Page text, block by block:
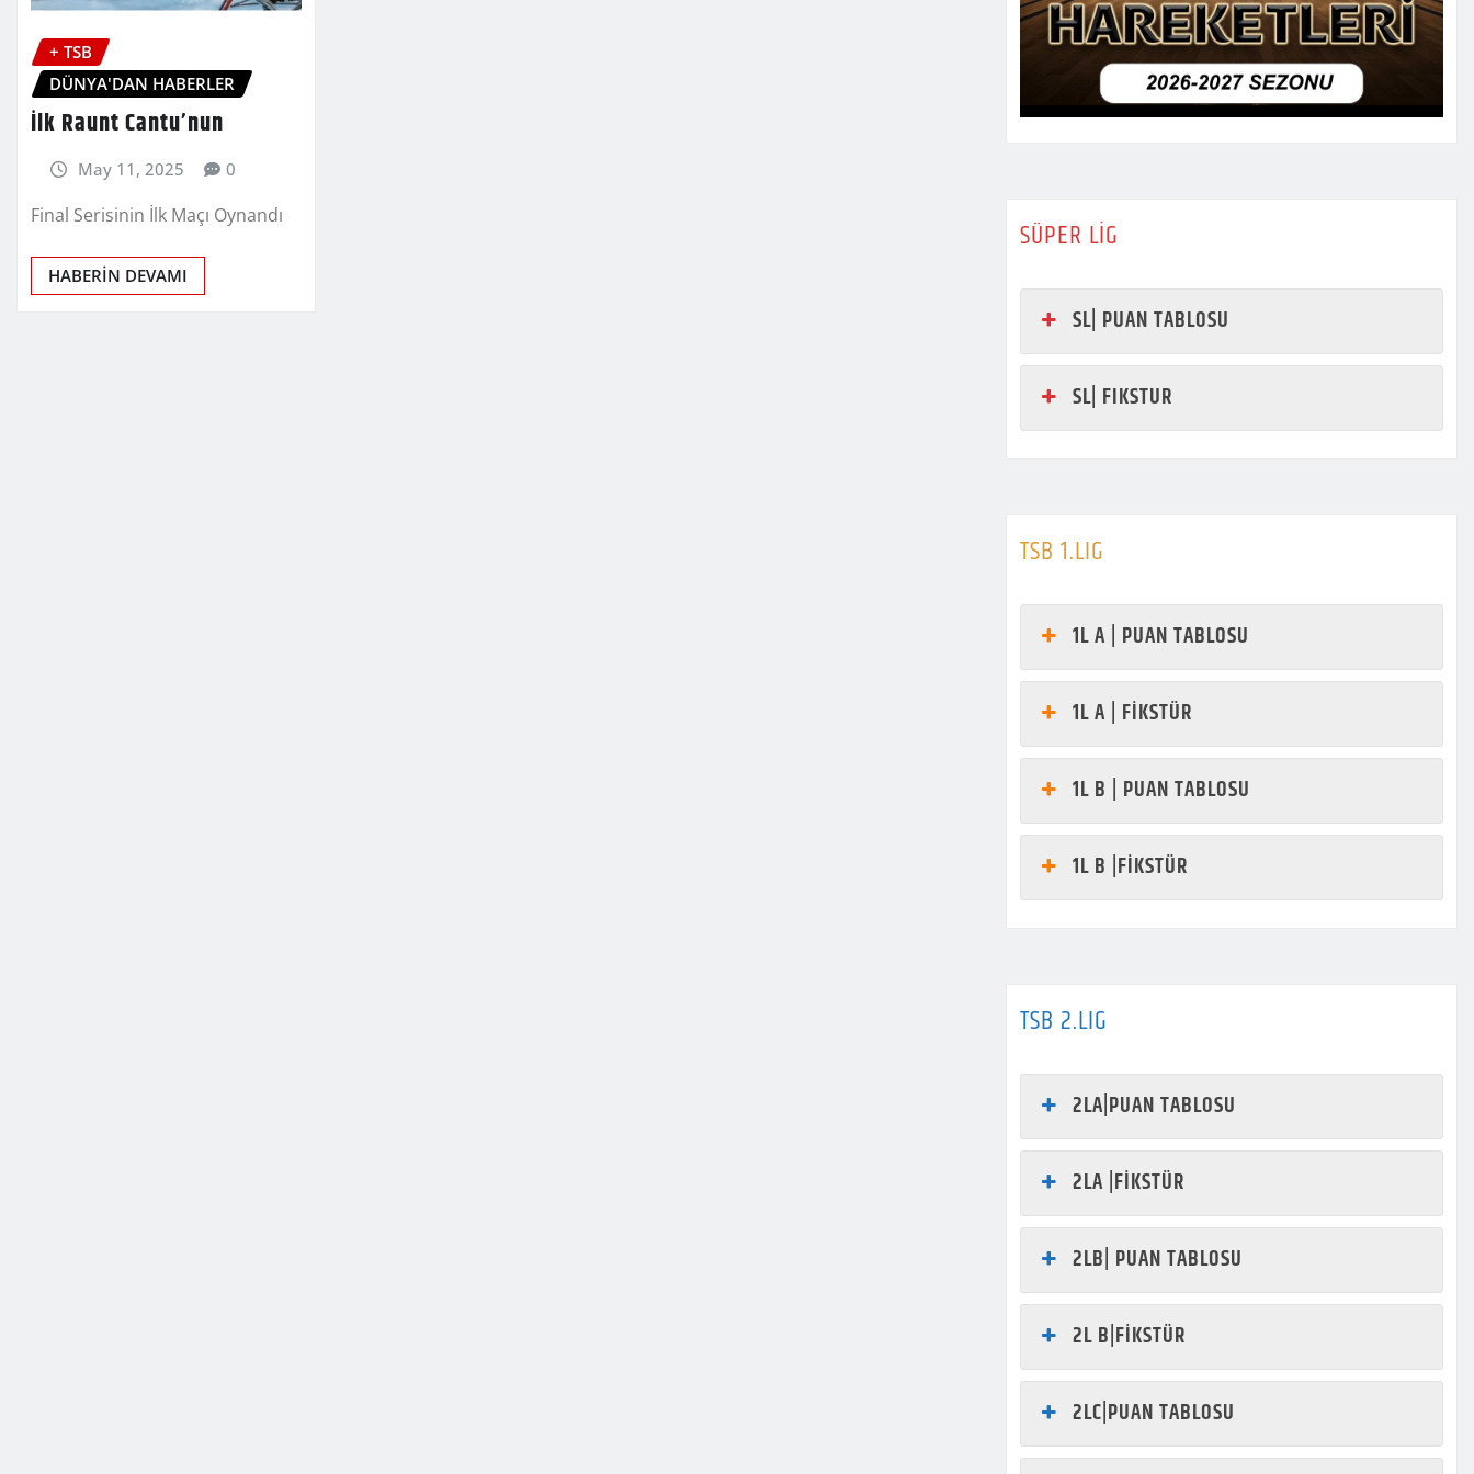
+ TSB
DÜNYA'DAN HABERLER
İlk Raunt Cantu’nun
May 11, 2025 0
Final Serisinin İlk Maçı Oynandı
HABERİN DEVAMI
SÜPER LİG
SL| PUAN TABLOSU
SL| FIKSTUR
TSB 1.LIG
1L A | PUAN TABLOSU
1L A | FİKSTÜR
1L B | PUAN TABLOSU
1L B |FİKSTÜR
TSB 2.LIG
2LA|PUAN TABLOSU
2LA |FİKSTÜR
2LB| PUAN TABLOSU
2L B|FİKSTÜR
2LC|PUAN TABLOSU